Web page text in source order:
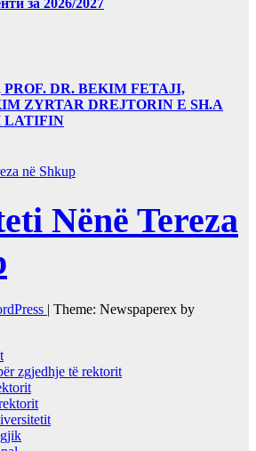
DR. BEKIM FETAJI,
ZYRTAR DREJTORIN E SH.A
LATIFIN
Nënë Tereza
| Theme: Newspaperex by
zgjedhje të rektorit